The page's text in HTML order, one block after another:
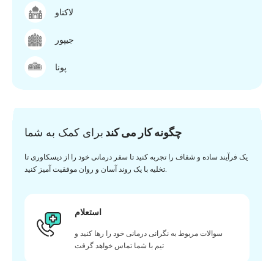
لاکناو
جیپور
پونا
چگونه کار می کند برای کمک به شما
یک فرآیند ساده و شفاف را تجربه کنید تا سفر درمانی خود را از دیسکاوری تا
تخلیه با یک روند آسان و روان موفقیت آمیز کنید.
استعلام
سوالات مربوط به نگرانی درمانی خود را رها کنید و
تیم با شما تماس خواهد گرفت